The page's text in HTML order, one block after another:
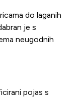
do laganih
je s
neugodnih
pojas s